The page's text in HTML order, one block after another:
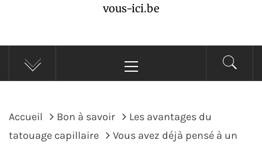
vous-ici.be
principal
Accueil Bon à savoir
Les avantages du
tatouage capillaire
Vous avez déjà pensé à un